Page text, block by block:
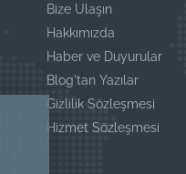
Bize Ulaşın
Hakkımızda
Haber ve Duyurular
Blog'tan Yazılar
Gizlilik Sözleşmesi
Hizmet Sözleşmesi